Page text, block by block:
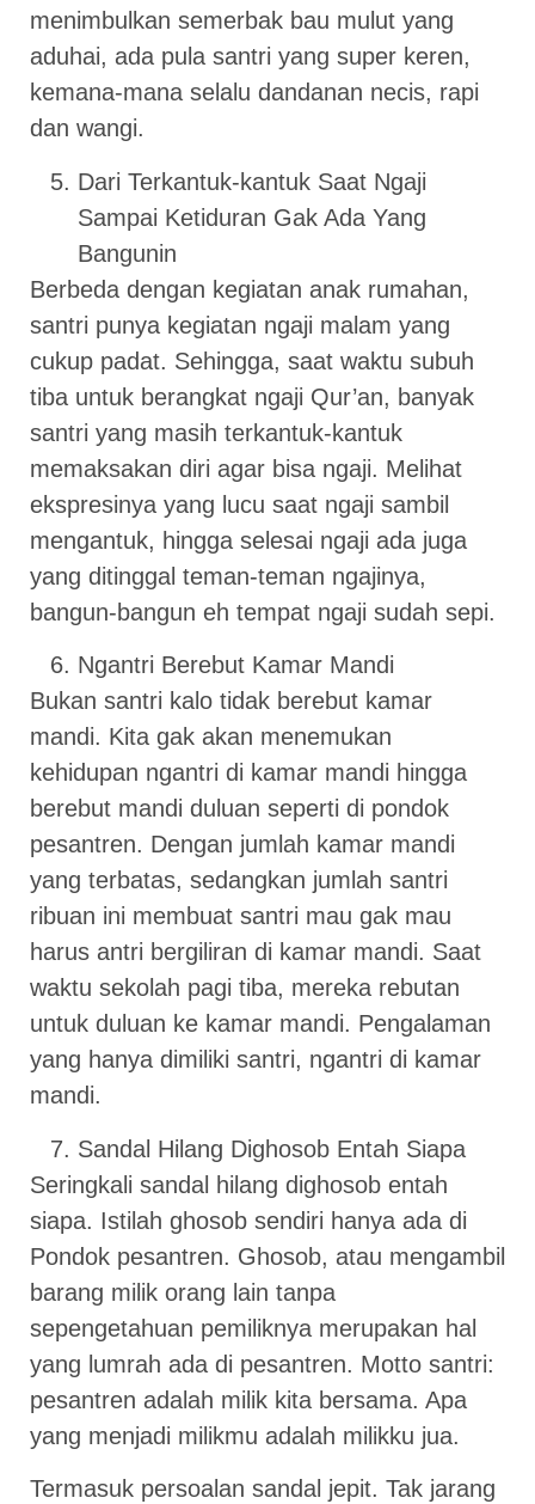
menimbulkan semerbak bau mulut yang
aduhai, ada pula santri yang super keren,
kemana-mana selalu dandanan necis, rapi
dan wangi.
Dari Terkantuk-kantuk Saat Ngaji
Sampai Ketiduran Gak Ada Yang
Bangunin
Berbeda dengan kegiatan anak rumahan,
santri punya kegiatan ngaji malam yang
cukup padat. Sehingga, saat waktu subuh
tiba untuk berangkat ngaji Qur’an, banyak
santri yang masih terkantuk-kantuk
memaksakan diri agar bisa ngaji. Melihat
ekspresinya yang lucu saat ngaji sambil
mengantuk, hingga selesai ngaji ada juga
yang ditinggal teman-teman ngajinya,
bangun-bangun eh tempat ngaji sudah sepi.
Ngantri Berebut Kamar Mandi
Bukan santri kalo tidak berebut kamar
mandi. Kita gak akan menemukan
kehidupan ngantri di kamar mandi hingga
berebut mandi duluan seperti di pondok
pesantren. Dengan jumlah kamar mandi
yang terbatas, sedangkan jumlah santri
ribuan ini membuat santri mau gak mau
harus antri bergiliran di kamar mandi. Saat
waktu sekolah pagi tiba, mereka rebutan
untuk duluan ke kamar mandi. Pengalaman
yang hanya dimiliki santri, ngantri di kamar
mandi.
Sandal Hilang Dighosob Entah Siapa
Seringkali sandal hilang dighosob entah
siapa. Istilah ghosob sendiri hanya ada di
Pondok pesantren. Ghosob, atau mengambil
barang milik orang lain tanpa
sepengetahuan pemiliknya merupakan hal
yang lumrah ada di pesantren. Motto santri:
pesantren adalah milik kita bersama. Apa
yang menjadi milikmu adalah milikku jua.
Termasuk persoalan sandal jepit. Tak jarang